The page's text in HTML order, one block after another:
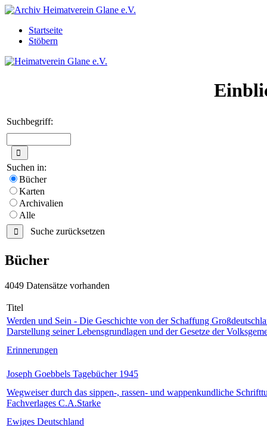
Startseite
Stöbern
Suchbegriff:
Suchen in:
Bücher
Karten
Archivalien
Alle
Suche zurücksetzen
Bücher
4049 Datensätze vorhanden
Titel
Werden und Sein - Die Geschichte von der Schaffung
Darstellung seiner Lebensgrundlagen und der Gesetze der
Erinnerungen
Joseph Goebbels Tagebücher 1945
Wegweiser durch das sippen-, rassen- und wappenkundliche
Fachverlages C.A.Starke
Ewiges Deutschland